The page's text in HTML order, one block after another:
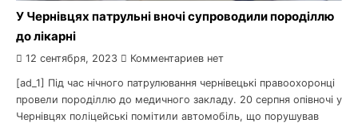
У Чернівцях патрульні вночі супроводили породіллю
до лікарні
12 сентября, 2023 Комментариев нет
[ad_1] Під час нічного патрулювання чернівецькі правоохоронці
провели породіллю до медичного закладу. 20 серпня опівночі у
Чернівцях поліцейські помітили автомобіль, що порушував